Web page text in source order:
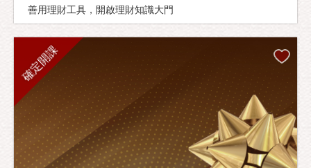
善用理財工具，開啟理財知識大門
確定開課